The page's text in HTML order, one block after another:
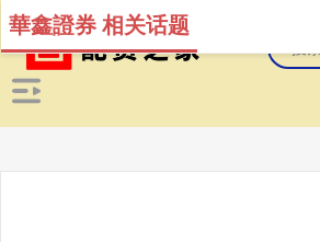
華鑫證券 相关话题